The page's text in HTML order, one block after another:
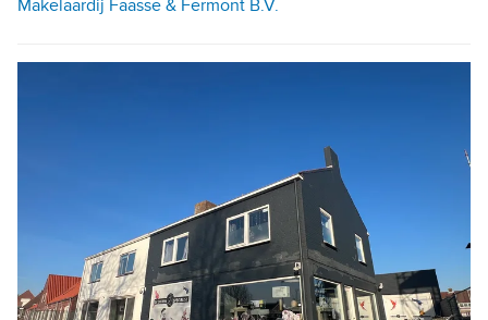
Makelaardij Faasse & Fermont B.V.